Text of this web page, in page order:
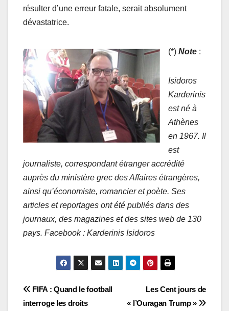
résulter d’une erreur fatale, serait absolument
dévastatrice.
(*) Note :
Isidoros
Karderinis
est né à
Athènes
en 1967. Il
est
journaliste, correspondant étranger accrédité
auprès du ministère grec des Affaires étrangères,
ainsi qu’économiste, romancier et poète. Ses
articles et reportages ont été publiés dans des
journaux, des magazines et des sites web de 130
pays. Facebook : Karderinis Isidoros
Navigation
Les Cent jours de
« l’Ouragan Trump »
FIFA : Quand le football
interroge les droits